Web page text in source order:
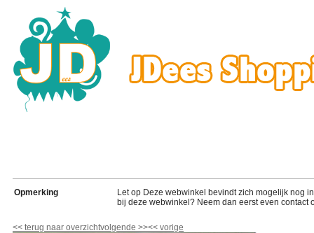
Opmerking
Let op Deze webwinkel bevindt zich mogelijk nog
bij deze webwinkel? Neem dan eerst even contact
<< terug naar overzichtvolgende >><< vorige